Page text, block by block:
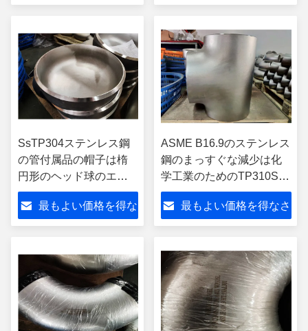
SsTP304ステンレス鋼
の管付属品の帽子は楕
円形のヘッド球のエン
ド キャップの付属品を
溶接した最もよい価格を得な
ASME B16.9のステンレス
鋼のまっすぐな減少は化
学工業のためのTP310Sを
ティーにのせる
最もよい価格を得なさ